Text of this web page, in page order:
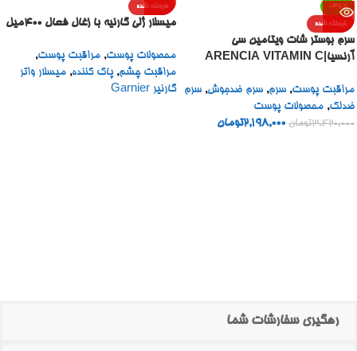
-36%
فروخته شده
سرم بوستر شات ویتامین سی
آرنسیا|ARENCIA VITAMIN C
مراقبت پوست, سرم, سرم ضدجوش, سرم
ضدلک, محصولات پوست
3,420,000تومان 2,198,000تومان
فروخته شده
میسلار ژلی گارنیه با زغال فعال 400میل
محصولات پوست, مراقبت پوست,
مراقبت چشم, پاک کننده, میسلار واتر
گارنیر Garnier
رهگیری سفارشات شما